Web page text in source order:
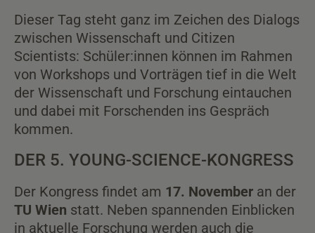
Dieser Tag steht ganz im Zeichen des Dialogs
zwischen Wissenschaft und Citizen
Scientists: Schüler:innen können im Rahmen
von Workshops und Vorträgen tief in die Welt
der Wissenschaft und Forschung eintauchen
und dabei mit Forschenden ins Gespräch
kommen.
DER 5. YOUNG-SCIENCE-KONGRESS
Der Kongress findet am 17. November an der
TU Wien statt. Neben spannenden Einblicken
in aktuelle Forschung werden auch die